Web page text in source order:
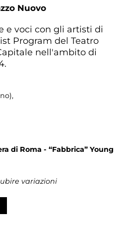
Nuovo
e voci con gli artisti di
Program del Teatro
nell'ambito di
di Roma - “Fabbrica” Young
variazioni